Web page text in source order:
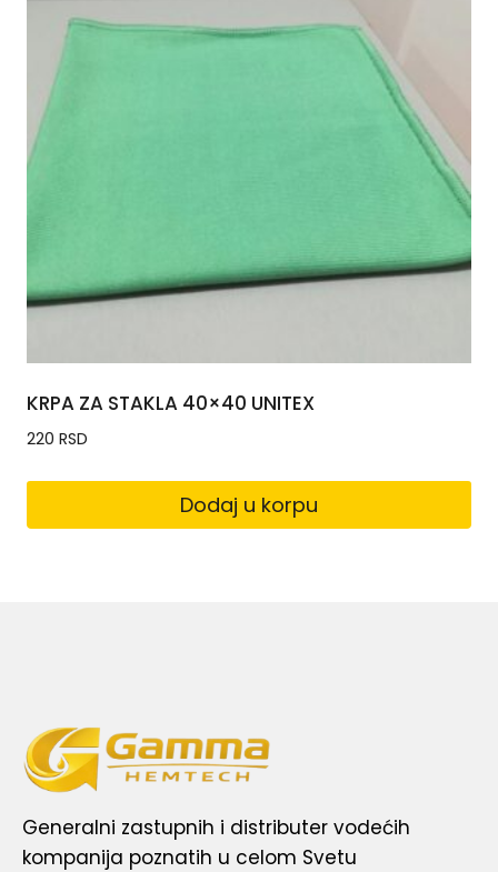
KRPA ZA STAKLA 40×40 UNITEX
220 RSD
Dodaj u korpu
Generalni zastupnih i distributer vodećih
kompanija poznatih u celom Svetu